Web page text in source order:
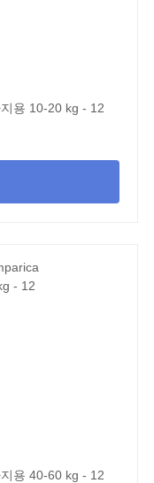
용 10-20 kg - 12
용 40-60 kg - 12